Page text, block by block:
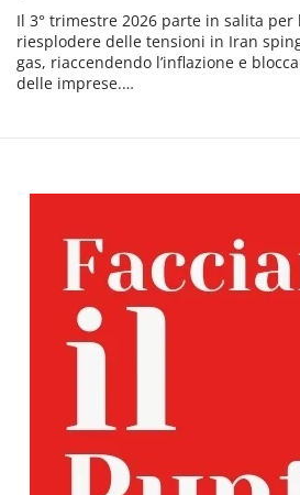
Il 3° trimestre 2026 parte in salita per
riesplodere delle tensioni in Iran
gas, riaccendendo l’inflazione e
delle imprese.…